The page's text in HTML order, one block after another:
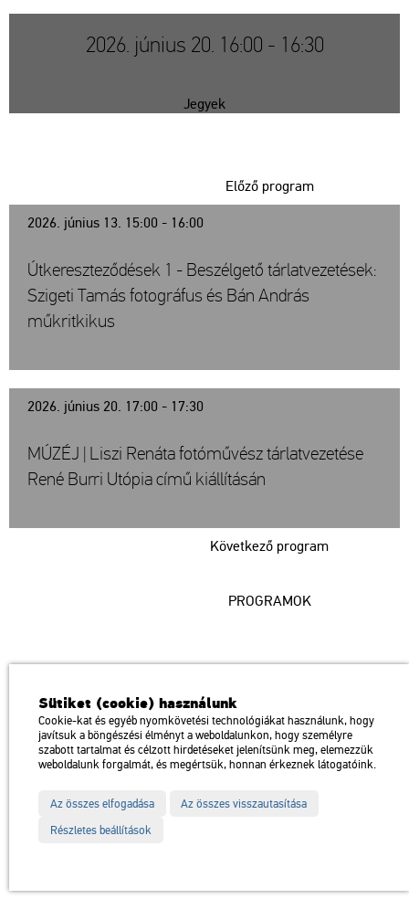
2026. június 20. 16:00 - 16:30
Jegyek
2026. június 13. 15:00 - 16:00
Előző program
Útkereszteződések 1 - Beszélgető tárlatvezetések:
Szigeti Tamás fotográfus és Bán András
műkritkikus
2026. június 20. 17:00 - 17:30
Következő program
MÚZÉJ | Liszi Renáta fotóművész tárlatvezetése
René Burri Utópia című kiállításán
PROGRAMOK
a Magyar Művészeti Akadémia intézménye
1146 Budapest, Dózsa György út 37.
Megközelíthető: Millenniumi Földalatti Vasút – Hősök tere megálló
Trolibusz: 75, 79 / Autóbusz: 20, 30, 105
Impresszum Sitemap Adatvédelem
térkép
Sütiket (cookie) használunk
Cookie-kat és egyéb nyomkövetési technológiákat használunk, hogy
javítsuk a böngészési élményt a weboldalunkon, hogy személyre
szabott tartalmat és célzott hirdetéseket jelenítsünk meg, elemezzük
weboldalunk forgalmát, és megértsük, honnan érkeznek látogatóink.
Az összes elfogadása
Az összes visszautasítása
Részletes beállítások